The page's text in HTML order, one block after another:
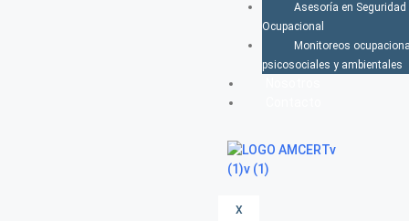
Asesoría en Seguridad
Ocupacional
Monitoreos
psicosociales y ambientales
X